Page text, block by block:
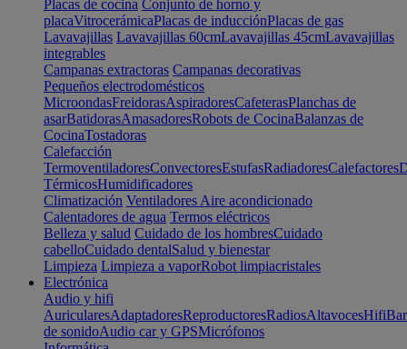
Placas de cocina Conjunto de horno y
placaVitrocerámicaPlacas de inducciónPlacas de gas
Lavavajillas Lavavajillas 60cmLavavajillas 45cmLavavajillas
integrables
Campanas extractoras Campanas decorativas
Pequeños electrodomésticos
MicroondasFreidorasAspiradoresCafeterasPlanchas de
asarBatidorasAmasadoresRobots de CocinaBalanzas de
CocinaTostadoras
Calefacción
TermoventiladoresConvectoresEstufasRadiadoresCalefactores
TérmicosHumidificadores
Climatización Ventiladores Aire acondicionado
Calentadores de agua Termos eléctricos
Belleza y salud Cuidado de los hombresCuidado
cabelloCuidado dentalSalud y bienestar
Limpieza Limpieza a vaporRobot limpiacristales
Electrónica
Audio y hifi
AuricularesAdaptadoresReproductoresRadiosAltavocesHifi
de sonidoAudio car y GPSMicrófonos